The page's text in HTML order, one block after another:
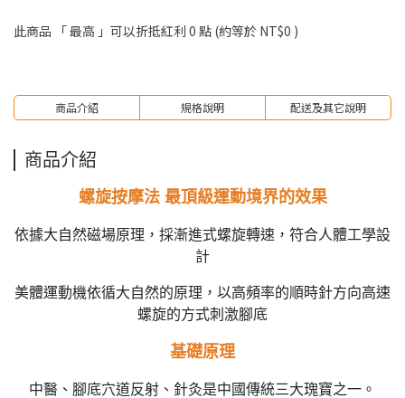
此商品 「 最高 」可以折抵紅利 0 點 (約等於 NT$0 )
商品介紹 規格說明 配送及其它說明
商品介紹
螺旋按摩法 最頂級運動境界的效果
依據大自然磁場原理，採漸進式螺旋轉速，符合人體工學設
計
美體運動機依循大自然的原理，以高頻率的順時針方向高速
螺旋的方式刺激腳底
基礎原理
中醫、腳底穴道反射、針灸是中國傳統三大瑰寶之一。